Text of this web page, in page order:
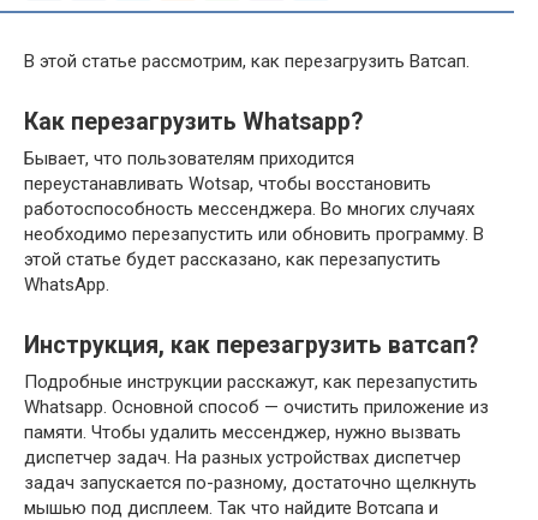
В этой статье рассмотрим, как перезагрузить Ватсап.
Как перезагрузить Whatsapp?
Бывает, что пользователям приходится
переустанавливать Wotsap, чтобы восстановить
работоспособность мессенджера. Во многих случаях
необходимо перезапустить или обновить программу. В
этой статье будет рассказано, как перезапустить
WhatsApp.
Инструкция, как перезагрузить ватсап?
Подробные инструкции расскажут, как перезапустить
Whatsapp. Основной способ — очистить приложение из
памяти. Чтобы удалить мессенджер, нужно вызвать
диспетчер задач. На разных устройствах диспетчер
задач запускается по-разному, достаточно щелкнуть
мышью под дисплеем. Так что найдите Вотсапа и